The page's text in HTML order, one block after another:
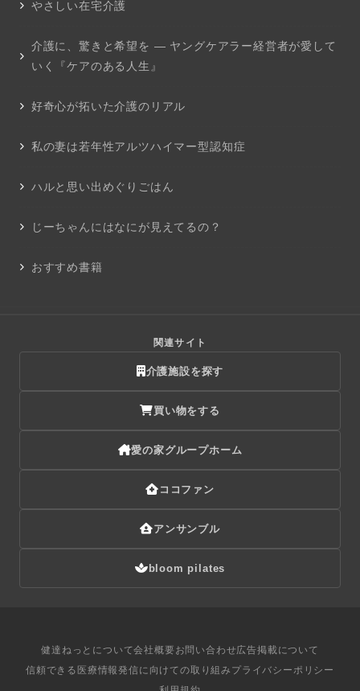
やさしい在宅介護
介護に、驚きと希望を ― ヤングケアラー経営者が愛して
いく『ケアのある人生』
好奇心が拓いた介護のリアル
私の妻は若年性アルツハイマー型認知症
ハルと思い出めぐりごはん
じーちゃんにはなにが見えてるの？
おすすめ書籍
関連サイト
介護施設を探す
買い物をする
愛の家グループホーム
ココファン
アンサンブル
bloom pilates
健達ねっとについて会社概要 お問い合わせ広告掲載について
信頼できる医療情報発信に向けての取り組み プライバシーポリシー